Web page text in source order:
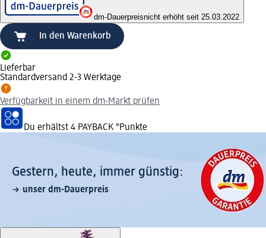
dm-Dauerpreisnicht erhöht seit 25.03.2022
In den Warenkorb
Lieferbar
Standardversand 2-3 Werktage
Verfügbarkeit in einem dm-Markt prüfen
Du erhältst 4 PAYBACK °Punkte
Gestern, heute, immer günstig:
unser dm-Dauerpreis